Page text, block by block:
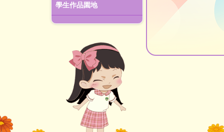
學生作品園地